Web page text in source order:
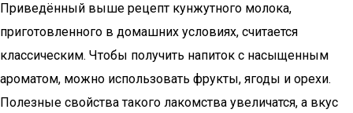
Приведённый выше рецепт кунжутного молока,
приготовленного в домашних условиях, считается
классическим. Чтобы получить напиток с насыщенным
ароматом, можно использовать фрукты, ягоды и орехи.
Полезные свойства такого лакомства увеличатся, а вкус